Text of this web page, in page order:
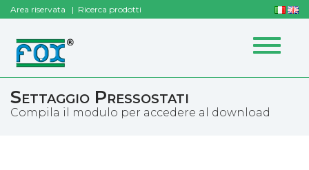
Area riservata Ricerca prodotti
Toggle
Settaggio Pressostati
Compila il modulo per accedere al download